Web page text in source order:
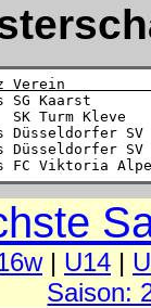
Verein
SG Kaarst
Turm Kleve
Düsseldorfer
Düsseldorfer
FC Viktoria
| U14 |
Saison: